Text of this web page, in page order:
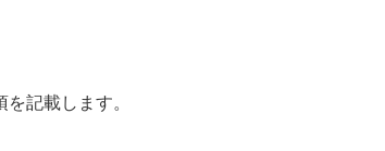
記載します。